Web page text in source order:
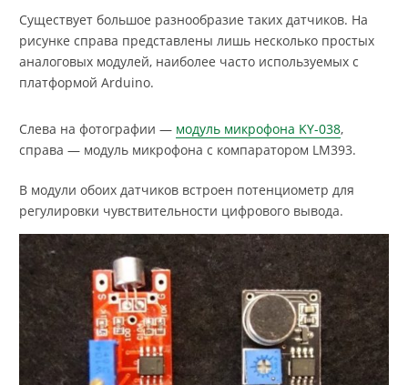
Существует большое разнообразие таких датчиков. На
рисунке справа представлены лишь несколько простых
аналоговых модулей, наиболее часто используемых с
платформой Arduino.
Слева на фотографии — модуль микрофона KY-038,
справа — модуль микрофона с компаратором LM393.
В модули обоих датчиков встроен потенциометр для
регулировки чувствительности цифрового вывода.